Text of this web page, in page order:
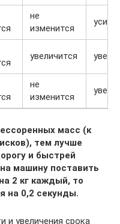
не
изменится
увеличится
не
изменится
масс (к
тем лучше
и быстрей
машину поставить
2 кг каждый, то
на 0,2 секунды.
и увеличения срока